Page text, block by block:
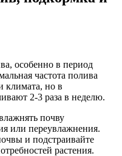
особенно в период
частота полива
климата, но в
2-3 раза в неделю.
почву
или переувлажнения.
и подстраивайте
растения.